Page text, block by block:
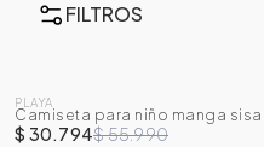
FILTROS
-45%
PLAYA
Camiseta para niño manga sisa
$ 30.794$ 55.990